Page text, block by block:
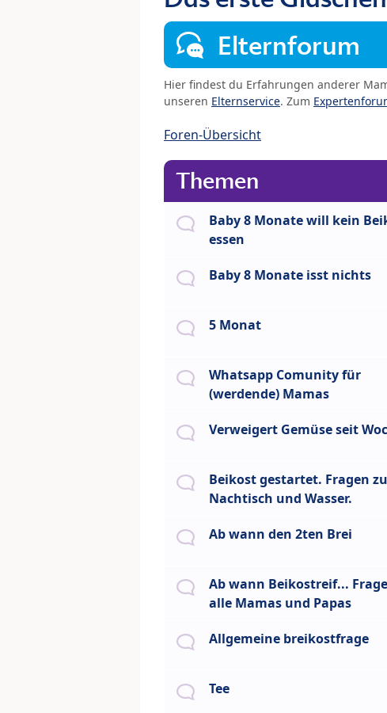
Elternforum
Hier findest du Erfahrungen anderer
unseren Elternservice. Zum
Foren-Übersicht
Themen
Baby 8 Monate will kein
essen
Baby 8 Monate isst nichts
5 Monat
Whatsapp Comunity für
(werdende) Mamas
Verweigert Gemüse seit
Beikost gestartet. Fragen
Nachtisch und Wasser.
Ab wann den 2ten Brei
Ab wann Beikostreif...
alle Mamas und Papas
Allgemeine breikostfrage
Tee